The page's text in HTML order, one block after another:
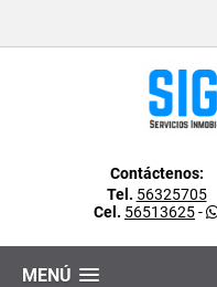
Contáctenos:
Tel. 56325705
Cel. 56513625-
MENÚ